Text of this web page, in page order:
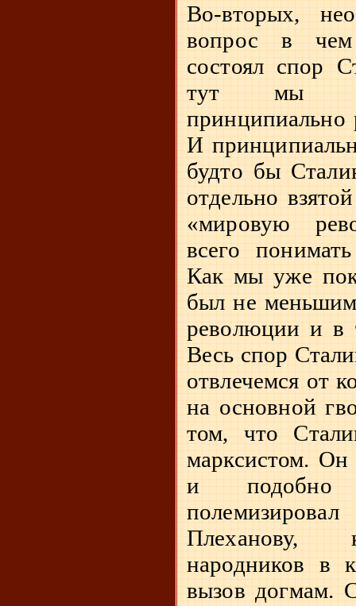
Во-вторых,
вопрос в чем
состоял спор
тут мы
принципиально
И
будто бы
отдельно
«мировую
всего
Как мы уже
был не
революции и в
Весь спор
отвлечемся от
на основной
том, что
марксистом.
и подобно
Плеханову,
народников в
вызов догмам.